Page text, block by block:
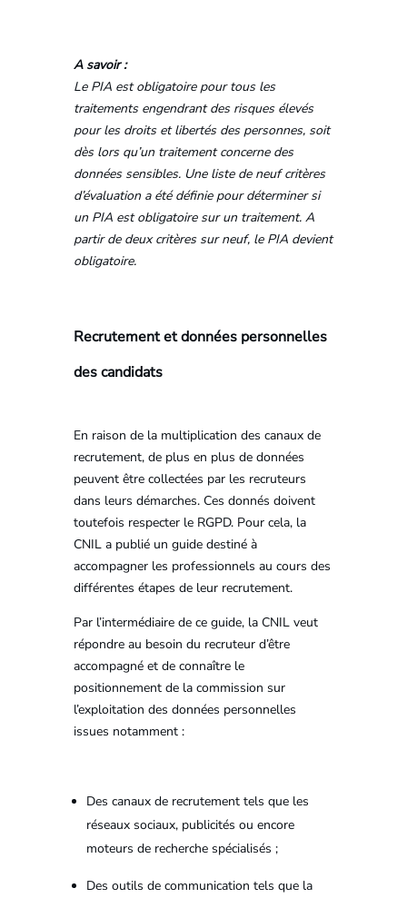
A savoir :
Le PIA est obligatoire pour tous les
traitements engendrant des risques élevés
pour les droits et libertés des personnes, soit
dès lors qu’un traitement concerne des
données sensibles. Une liste de neuf critères
d’évaluation a été définie pour déterminer si
un PIA est obligatoire sur un traitement. A
partir de deux critères sur neuf, le PIA devient
obligatoire.
Recrutement et données personnelles
des candidats
En raison de la multiplication des canaux de
recrutement, de plus en plus de données
peuvent être collectées par les recruteurs
dans leurs démarches. Ces donnés doivent
toutefois respecter le RGPD. Pour cela, la
CNIL a publié un guide destiné à
accompagner les professionnels au cours des
différentes étapes de leur recrutement.
Par l’intermédiaire de ce guide, la CNIL veut
répondre au besoin du recruteur d’être
accompagné et de connaître le
positionnement de la commission sur
l’exploitation des données personnelles
issues notamment :
Des canaux de recrutement tels que les
réseaux sociaux, publicités ou encore
moteurs de recherche spécialisés ;
Des outils de communication tels que la